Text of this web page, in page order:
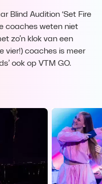
Blind Audition ‘Set Fire
coaches weten niet
zo’n klok van een
vier!) coaches is meer
ook op VTM GO.